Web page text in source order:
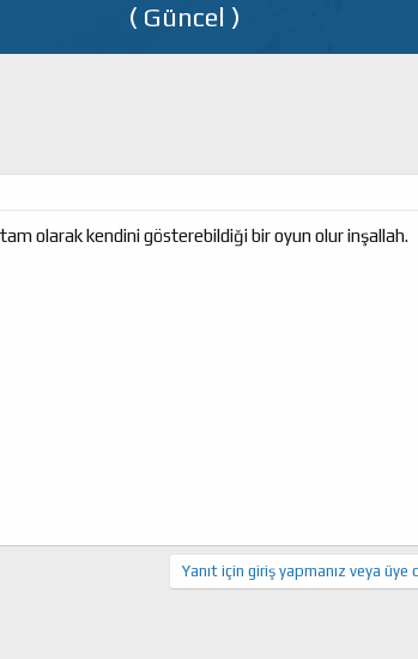
( Güncel )
olarak kendini gösterebildiği bir oyun olur inşallah.
Yanıt için giriş yapmanız veya üye